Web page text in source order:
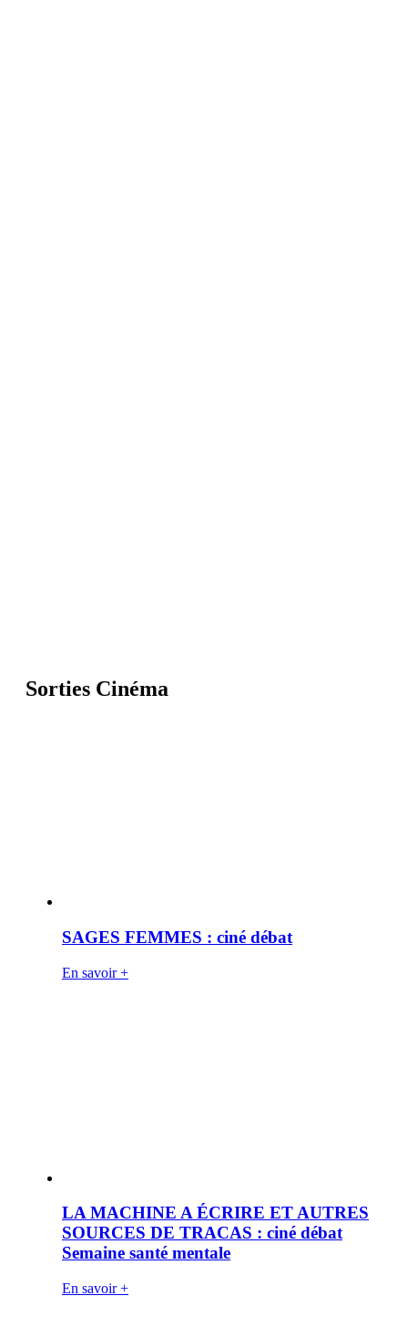
Sorties Cinéma
SAGES FEMMES : ciné débat
En savoir +
LA MACHINE A ÉCRIRE ET AUTRES
SOURCES DE TRACAS : ciné débat
Semaine santé mentale
En savoir +